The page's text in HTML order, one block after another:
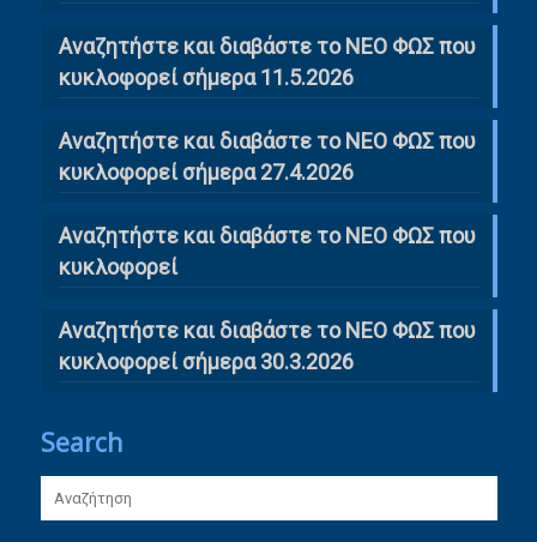
Αναζητήστε και διαβάστε το ΝΕΟ ΦΩΣ που
κυκλοφορεί σήμερα 11.5.2026
Αναζητήστε και διαβάστε το ΝΕΟ ΦΩΣ που
κυκλοφορεί σήμερα 27.4.2026
Αναζητήστε και διαβάστε το ΝΕΟ ΦΩΣ που
κυκλοφορεί
Αναζητήστε και διαβάστε το ΝΕΟ ΦΩΣ που
κυκλοφορεί σήμερα 30.3.2026
Search